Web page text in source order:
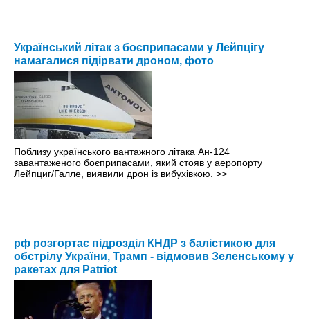
Український літак з боєприпасами у Лейпцігу
намагалися підірвати дроном, фото
Поблизу українського вантажного літака Ан-124
завантаженого боєприпасами, який стояв у аеропорту
Лейпциг/Галле, виявили дрон із вибухівкою. >>
рф розгортає підрозділ КНДР з балістикою для
обстрілу України, Трамп - відмовив Зеленському у
ракетах для Patriot